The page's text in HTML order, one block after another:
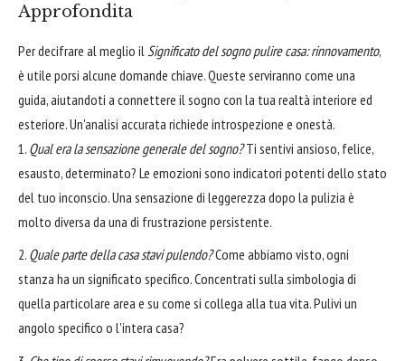
Approfondita
Per decifrare al meglio il Significato del sogno pulire casa: rinnovamento,
è utile porsi alcune domande chiave. Queste serviranno come una
guida, aiutandoti a connettere il sogno con la tua realtà interiore ed
esteriore. Un'analisi accurata richiede introspezione e onestà.
Qual era la sensazione generale del sogno?Ti sentivi ansioso, felice,
esausto, determinato? Le emozioni sono indicatori potenti dello stato
del tuo inconscio. Una sensazione di leggerezza dopo la pulizia è
molto diversa da una di frustrazione persistente.
Quale parte della casa stavi pulendo?Come abbiamo visto, ogni
stanza ha un significato specifico. Concentrati sulla simbologia di
quella particolare area e su come si collega alla tua vita. Pulivi un
angolo specifico o l'intera casa?